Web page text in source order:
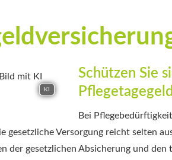
KI
Schützen Sie
Bei
gesetzliche Versorgung reicht selten
der gesetzlichen Absicherung und